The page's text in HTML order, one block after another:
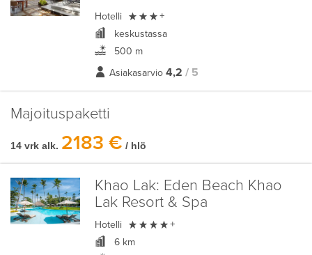
Hotelli  +
keskustassa
500 m
Asiakasarvio 4,2 / 5
Majoituspaketti
14 vrk alk. 2183 € / hlö
Khao Lak: Eden Beach Khao
Lak Resort & Spa
Hotelli  +
6 km